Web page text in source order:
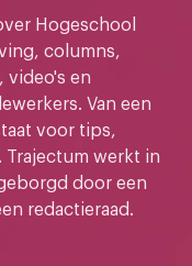
Hogeschool
columns,
video's en
Van een
voor tips,
Trajectum werkt in
door een
redactieraad.